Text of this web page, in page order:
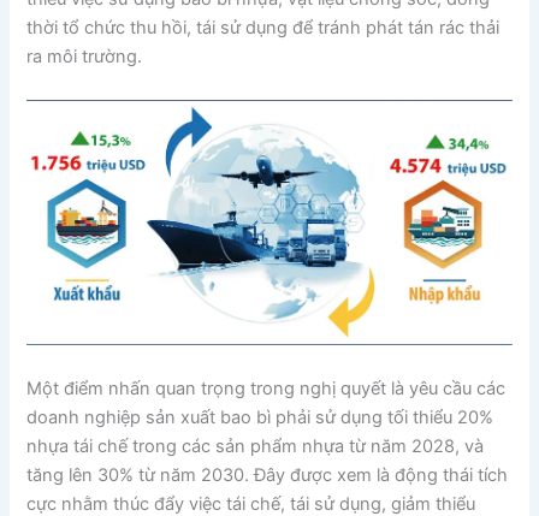
thời tổ chức thu hồi, tái sử dụng để tránh phát tán rác thải
ra môi trường.
Một điểm nhấn quan trọng trong nghị quyết là yêu cầu các
doanh nghiệp sản xuất bao bì phải sử dụng tối thiểu 20%
nhựa tái chế trong các sản phẩm nhựa từ năm 2028, và
tăng lên 30% từ năm 2030. Đây được xem là động thái tích
cực nhằm thúc đẩy việc tái chế, tái sử dụng, giảm thiểu